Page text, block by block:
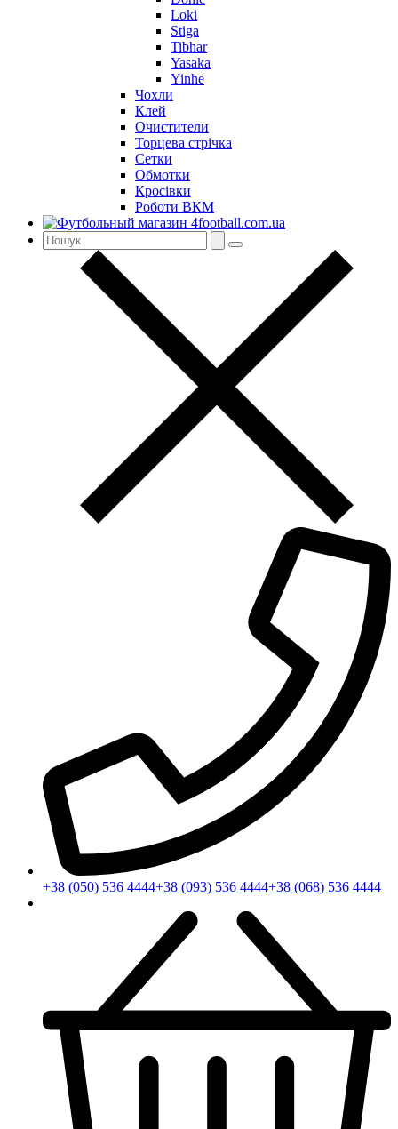
Loki
Stiga
Tibhar
Yasaka
Yinhe
Чохли
Клей
Очистители
Торцева стрічка
Сетки
Обмотки
Кросівки
Роботи ВКМ
+38 (050) 536 4444+38 (093) 536 4444+38 (068) 536 4444